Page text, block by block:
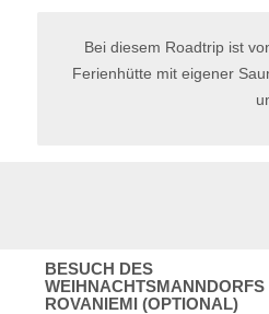
Bei diesem Roadtrip ist
Ferienhütte mit eigener
BESUCH DES
WEIHNACHTSMANNDORFS
ROVANIEMI (OPTIONAL)